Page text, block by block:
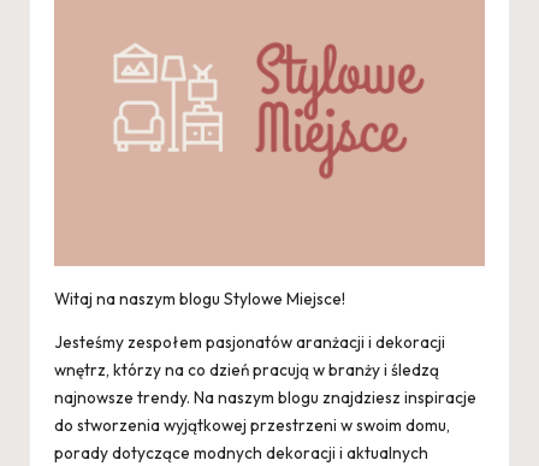
Witaj na naszym blogu Stylowe Miejsce!
Jesteśmy zespołem pasjonatów aranżacji i dekoracji
wnętrz, którzy na co dzień pracują w branży i śledzą
najnowsze trendy. Na naszym blogu znajdziesz inspiracje
do stworzenia wyjątkowej przestrzeni w swoim domu,
porady dotyczące modnych dekoracji i aktualnych